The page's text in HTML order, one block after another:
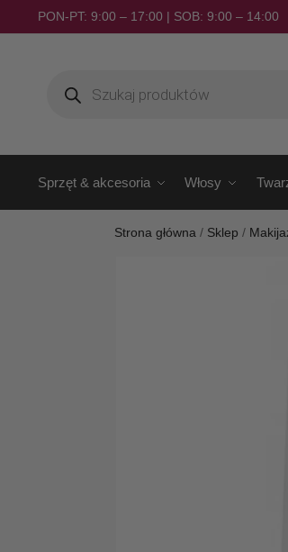
PON-PT: 9:00 – 17:00 | SOB: 9:00 – 14:00
Sprzęt & akcesoria Włosy
Strona główna / Sklep /